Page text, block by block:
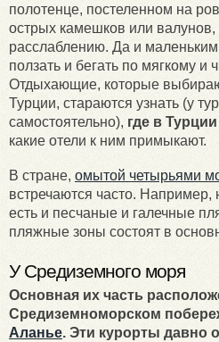
полотенце, постеленном на
острых камешков или
расслаблению. Да и
ползать и бегать по мягкому и
Отдыхающие, которые
Турции, стараются узнать (у
самостоятельно), где в
какие отели к ним примыкают.
В стране, омытой четырьями
встречаются часто.
есть и песчаные и галечные
пляжные зоны состоят в
У Средиземного моря
Основная их часть
Средиземноморском
Аланье. Эти курорты давно